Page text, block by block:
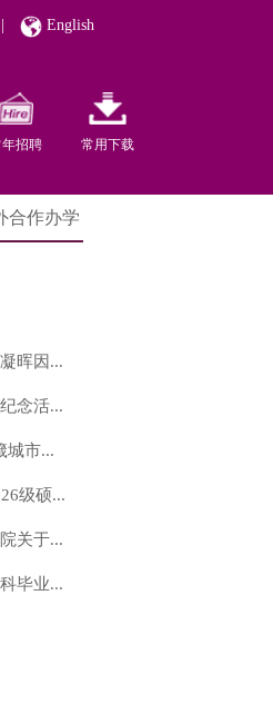
English
招聘 常用下载
合作办学
晖因...
念活...
城市...
级硕...
关于...
毕业...